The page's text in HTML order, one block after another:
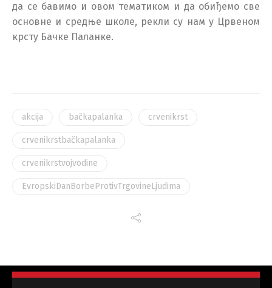
да се бавимо и овом тематиком и да обиђемо све
основне и средње школе, рекли су нам у Црвеном
крсту Бачке Паланке.
akcija bačkapalanka crvenikrst
crvenikrstbačkapalanka
crvenikrstvojvodine
EvropskiDanBorbeProtivTrgovineLjudima